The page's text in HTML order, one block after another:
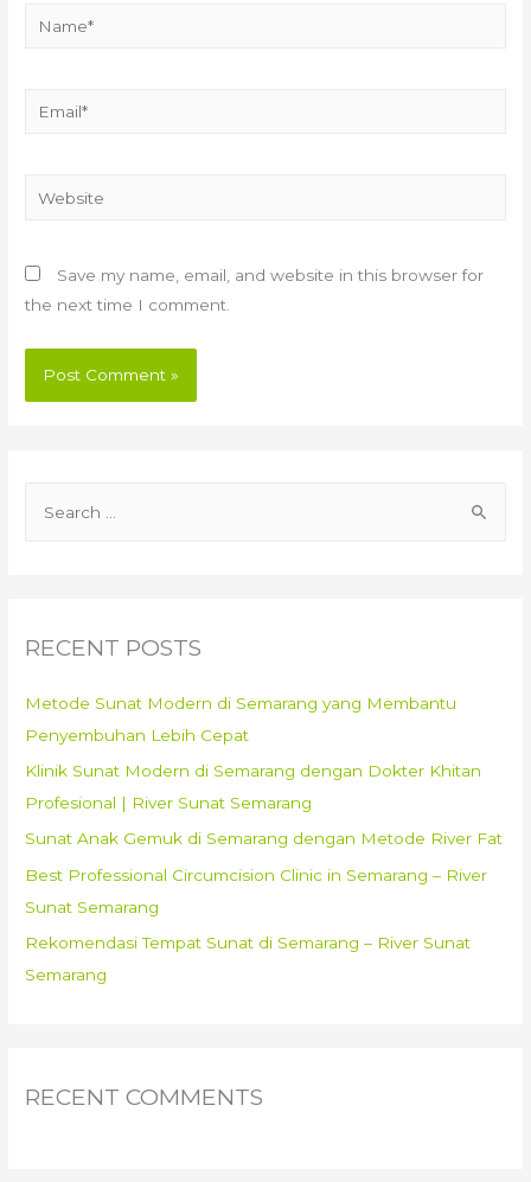
Website
Save my name, email, and website in this browser for
the next time I comment.
h
RECENT POSTS
Metode Sunat Modern di Semarang yang Membantu
Penyembuhan Lebih Cepat
Klinik Sunat Modern di Semarang dengan Dokter Khitan
Profesional | River Sunat Semarang
Sunat Anak Gemuk di Semarang dengan Metode River Fat
Best Professional Circumcision Clinic in Semarang – River
Sunat Semarang
Rekomendasi Tempat Sunat di Semarang – River Sunat
Semarang
RECENT COMMENTS